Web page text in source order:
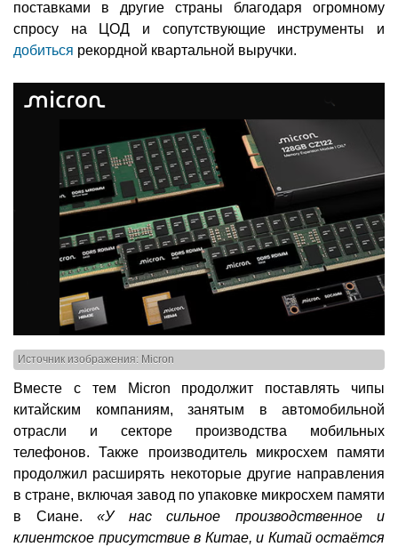
поставками в другие страны благодаря огромному
спросу на ЦОД и сопутствующие инструменты и
добиться рекордной квартальной выручки.
Источник изображения: Micron
Вместе с тем Micron продолжит поставлять чипы
китайским компаниям, занятым в автомобильной
отрасли и секторе производства мобильных
телефонов. Также производитель микросхем памяти
продолжил расширять некоторые другие направления
в стране, включая завод по упаковке микросхем памяти
в Сиане. «У нас сильное производственное и
клиентское присутствие в Китае, и Китай остаётся